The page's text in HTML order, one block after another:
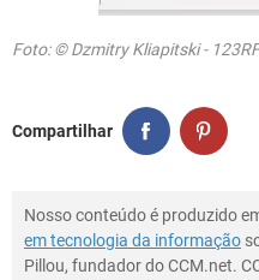
Foto: © Dzmitry Kliapitski -
Compartilhar
Nosso conteúdo é produzido
em tecnologia da informação
Pillou, fundador do CCM.net.